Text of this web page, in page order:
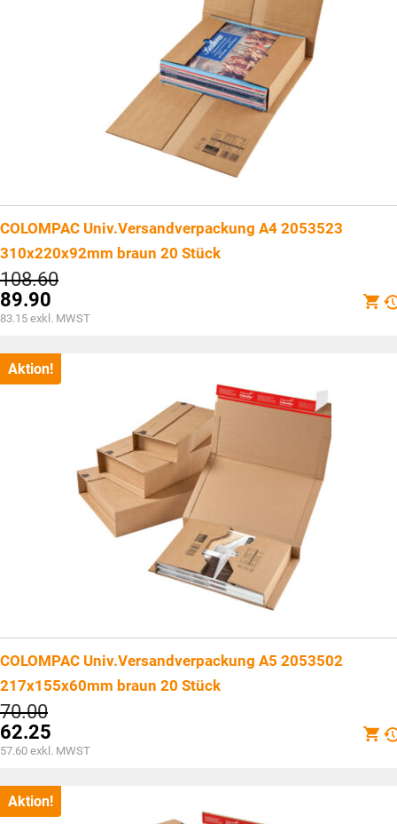
COLOMPAC Univ.Versandverpackung A4 2053523
310x220x92mm braun 20 Stück
108.60Ursprünglicher
war:
CHF108.60
89.90
Aktueller
ist:
CHF89.90.
83.15 exkl. MWST
Aktion!
COLOMPAC Univ.Versandverpackung A5 2053502
217x155x60mm braun 20 Stück
70.00Ursprünglicher
Preis
war:
CHF70.00
62.25
Aktueller
ist:
CHF62.25.
57.60 exkl. MWST
Aktion!